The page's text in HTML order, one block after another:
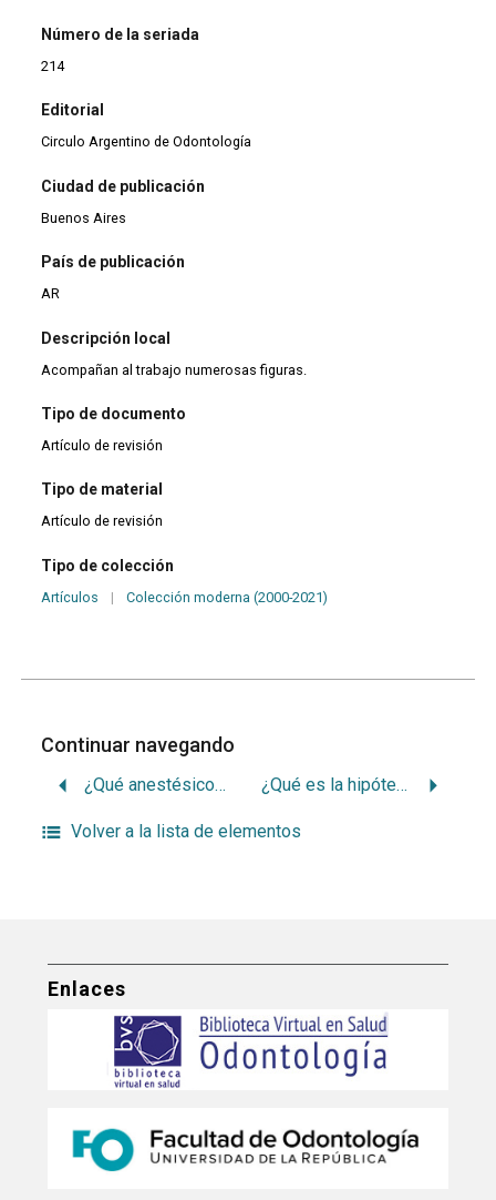
Número de la seriada
214
Editorial
Circulo Argentino de Odontología
Ciudad de publicación
Buenos Aires
País de publicación
AR
Descripción local
Acompañan al trabajo numerosas figuras.
Tipo de documento
Artículo de revisión
Tipo de material
Artículo de revisión
Tipo de colección
Artículos | Colección moderna (2000-2021)
Continuar navegando
¿Qué anestésicos debemos usar?: algunas reflexiones ¿Qué es la hipótesis específica y no específica de placa bacteriana?
Volver a la lista de elementos
Enlaces